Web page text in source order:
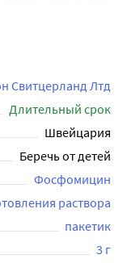
Свитцерланд Лтд
Длительный срок
Швейцария
Беречь от детей
Фосфомицин
пакетик
3 г